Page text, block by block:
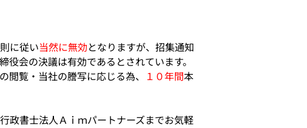
に従い当然に無効となりますが、招集通知
会の決議は有効であるとされています。
覧・当社の謄写に応じる為、 １０年間本
政書士法人Ａｉｍパートナーズまでお気軽